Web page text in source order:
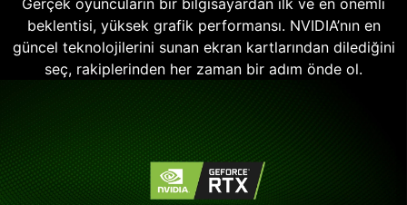
Gerçek oyuncuların bir bilgisayardan ilk ve en önemli
beklentisi, yüksek grafik performansı. NVIDIA’nın en
güncel teknolojilerini sunan ekran kartlarından dilediğini
seç, rakiplerinden her zaman bir adım önde ol.